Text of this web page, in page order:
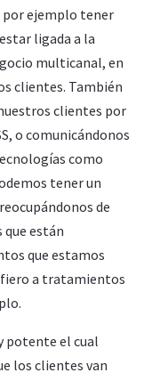
por ejemplo tener
ligada a la
multicanal, en
clientes. También
clientes por
o comunicándonos
como
tener un
de
están
que estamos
a tratamientos
potente el cual
los clientes van